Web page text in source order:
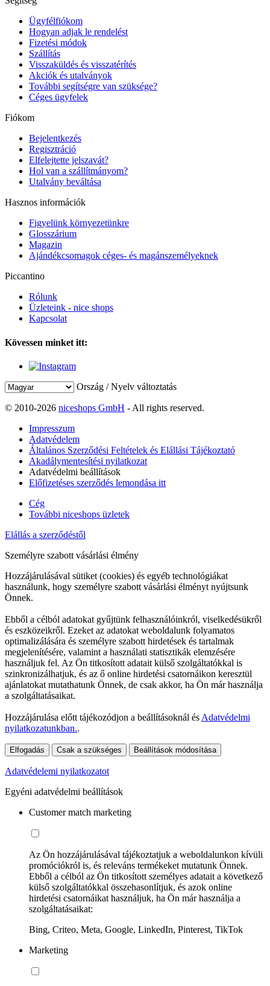
Ügyfélfiókom
Hogyan adjak le rendelést
Fizetési módok
Szállítás
Visszaküldés és visszatérítés
Akciók és utalványok
További segítségre van szüksége?
Céges ügyfelek
Fiókom
Bejelentkezés
Regisztráció
Elfelejtette jelszavát?
Hol van a szállítmányom?
Utalvány beváltása
Hasznos információk
Figyelünk környezetünkre
Glosszárium
Magazin
Ajándékcsomagok céges- és magánszemélyeknek
Piccantino
Rólunk
Üzleteink - nice shops
Kapcsolat
Kövessen minket itt:
Ország / Nyelv változtatás
© 2010-2026 niceshops GmbH - All rights reserved.
Impresszum
Adatvédelem
Általános Szerződési Feltételek és Elállási Tájékoztató
Akadálymentesítési nyilatkozat
Adatvédelmi beállítások
Előfizetéses szerződés lemondása itt
Cég
További niceshops üzletek
Elállás a szerződéstől
Személyre szabott vásárlási élmény
Hozzájárulásával sütiket (cookies) és egyéb technológiákat
használunk, hogy személyre szabott vásárlási élményt nyújtsunk
Önnek.
Ebből a célból adatokat gyűjtünk felhasználóinkról, viselkedésükről
és eszközeikről. Ezeket az adatokat weboldalunk folyamatos
optimalizálására és személyre szabott hirdetések és tartalmak
megjelenítésére, valamint a használati statisztikák elemzésére
használjuk fel. Az Ön titkosított adatait külső szolgáltatókkal is
szinkronizálhatjuk, és az ő online hirdetési csatornáikon keresztül
ajánlatokat mutathatunk Önnek, de csak akkor, ha Ön már használja
a szolgáltatásaikat.
Hozzájárulása előtt tájékozódjon a beállításoknál és Adatvédelmi
nyilatkozatunkban..
Elfogadás Csak a szükséges Beállítások módosítása
Adatvédelemi nyilatkozatot
Egyéni adatvédelmi beállítások
Customer match marketing
Az Ön hozzájárulásával tájékoztatjuk a weboldalunkon kívüli
promóciókról is, és releváns termékeket mutatunk Önnek.
Ebből a célból az Ön titkosított személyes adatait a következő
külső szolgáltatókkal összehasonlítjuk, és azok online
hirdetési csatornáikat használjuk, ha Ön már használja a
szolgáltatásaikat:
Bing, Criteo, Meta, Google, LinkedIn, Pinterest, TikTok
Marketing